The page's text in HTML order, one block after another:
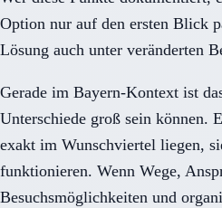
Option nur auf den ersten Blick
Lösung auch unter veränderten
Gerade im Bayern-Kontext ist
Unterschiede groß sein können.
exakt im Wunschviertel liegen,
funktionieren. Wenn Wege,
Besuchsmöglichkeiten und